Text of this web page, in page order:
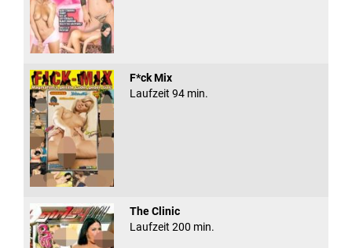
F*ck Mix
Laufzeit 94 min.
The Clinic
Laufzeit 200 min.